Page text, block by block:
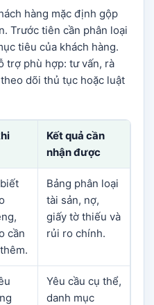
hàng mặc định gộp
Trước tiên cần phân loại
tiêu của khách hàng.
trợ phù hợp: tư vấn, rà
dõi thủ tục hoặc luật
Kết quả cần
nhận được
cần
Bảng phân loại
tài sản, nợ,
giấy tờ thiếu và
rủi ro chính.
Yêu cầu cụ thể,
danh mục